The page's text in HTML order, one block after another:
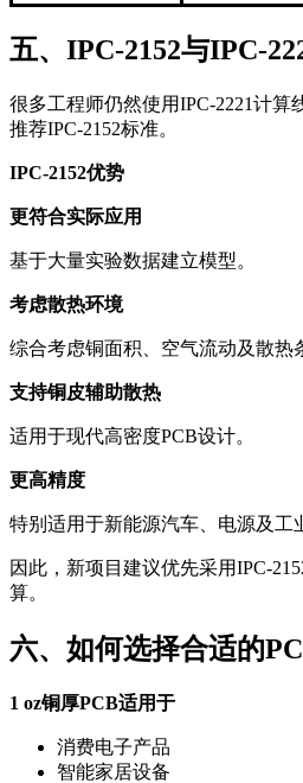
五、IPC-2152与IPC-
很多工程师仍然使用IPC-2221计算
推荐IPC-2152标准。
IPC-2152优势
更符合实际应用
基于大量实验数据建立模型。
考虑散热环境
综合考虑铜面积、空气流动及散热
支持铜皮辅助散热
适用于现代高密度PCB设计。
更高精度
特别适用于新能源汽车、电源及工
因此，新项目建议优先采用IPC-
算。
六、如何选择合适的
1 oz铜厚PCB适用于
消费电子产品
智能家居设备